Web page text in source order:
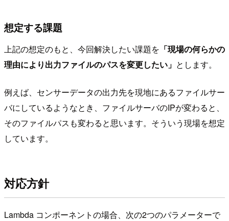
想定する課題
上記の想定のもと、今回解決したい課題を 「現場の何らかの
理由により出力ファイルのパスを変更したい」 とします。
例えば、センサーデータの出力先を現地にあるファイルサー
バにしているようなとき、ファイルサーバのIPが変わると、
そのファイルパスも変わると思います。そういう現場を想定
しています。
対応方針
Lambda コンポーネントの場合、次の2つのパラメーターで